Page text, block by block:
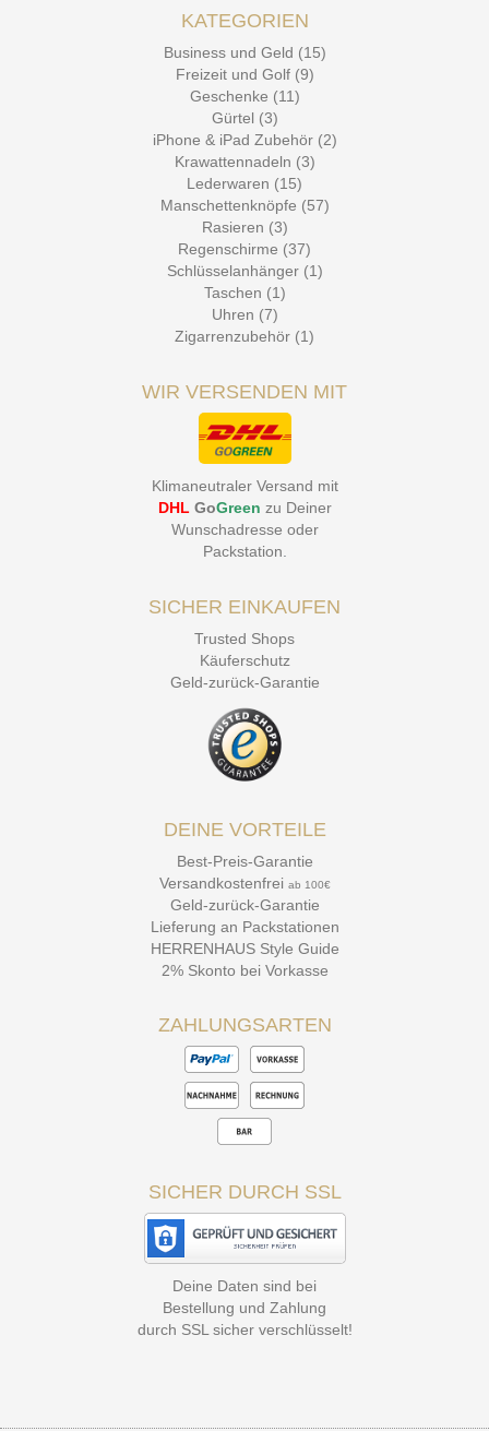
KATEGORIEN
Business und Geld (15)
Freizeit und Golf (9)
Geschenke (11)
Gürtel (3)
iPhone & iPad Zubehör (2)
Krawattennadeln (3)
Lederwaren (15)
Manschettenknöpfe (57)
Rasieren (3)
Regenschirme (37)
Schlüsselanhänger (1)
Taschen (1)
Uhren (7)
Zigarrenzubehör (1)
WIR VERSENDEN MIT
Klimaneutraler Versand mit
DHL GoGreen zu Deiner
Wunschadresse oder
Packstation.
SICHER EINKAUFEN
Trusted Shops
Käuferschutz
Geld-zurück-Garantie
DEINE VORTEILE
Best-Preis-Garantie
Versandkostenfrei ab 100€
Geld-zurück-Garantie
Lieferung an Packstationen
HERRENHAUS Style Guide
2% Skonto bei Vorkasse
ZAHLUNGSARTEN
SICHER DURCH SSL
Deine Daten sind bei
Bestellung und Zahlung
durch SSL sicher verschlüsselt!